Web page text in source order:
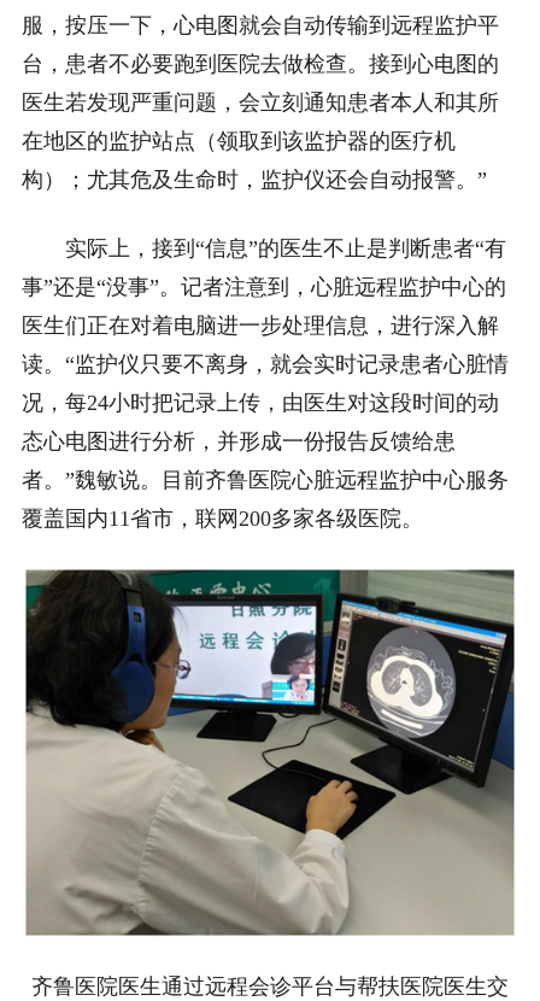
服，按压一下，心电图就会自动传输到远程监护平
台，患者不必要跑到医院去做检查。接到心电图的
医生若发现严重问题，会立刻通知患者本人和其所
在地区的监护站点（领取到该监护器的医疗机
构）；尤其危及生命时，监护仪还会自动报警。”
实际上，接到“信息”的医生不止是判断患者“有
事”还是“没事”。记者注意到，心脏远程监护中心的
医生们正在对着电脑进一步处理信息，进行深入解
读。“监护仪只要不离身，就会实时记录患者心脏情
况，每24小时把记录上传，由医生对这段时间的动
态心电图进行分析，并形成一份报告反馈给患
者。”魏敏说。目前齐鲁医院心脏远程监护中心服务
覆盖国内11省市，联网200多家各级医院。
齐鲁医院医生通过远程会诊平台与帮扶医院医生交